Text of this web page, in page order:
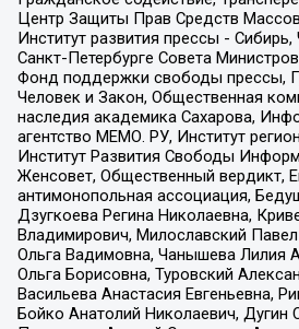
Центр Защиты Прав Средств
Институт развития прессы -
Санкт-Петербурге Совета
Фонд поддержки свободы прессы,
Человек и Закон, Общественная
наследия академика Сахарова,
агентство МЕМО. РУ, Институт
Институт Развития Свободы
Женсовет, Общественный вердикт,
антимонопольная ассоциация,
Дзугкоева Регина Николаевна,
Владимирович, Милославский
Ольга Вадимовна, Чанышева Лилия
Ольга Борисовна, Туровский
Васильева Анастасия Евгеньевна,
Бойко Анатолий Николаевич, Дугин